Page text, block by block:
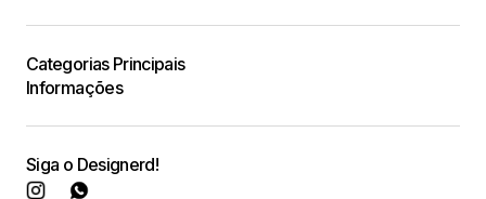
Categorias Principais
Informações
Siga o Designerd!